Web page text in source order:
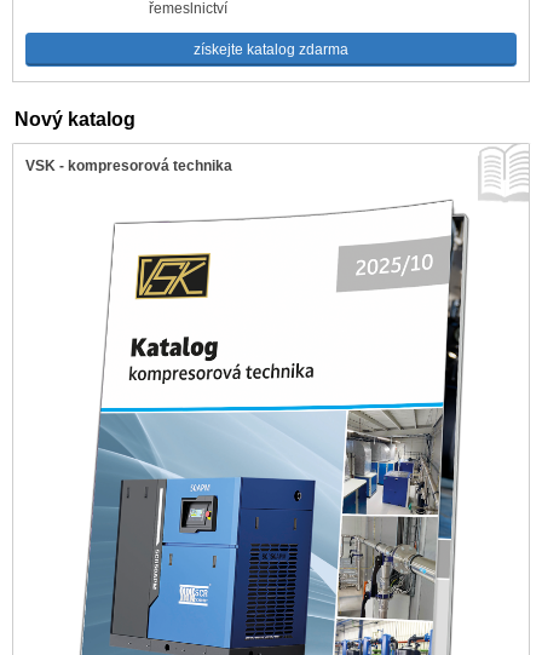
získejte katalog zdarma
Nový katalog
VSK - kompresorová technika